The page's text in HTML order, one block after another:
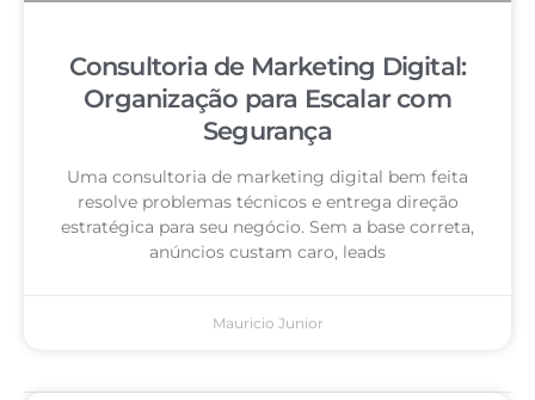
Consultoria de Marketing Digital:
Organização para Escalar com
Segurança
Uma consultoria de marketing digital bem feita
resolve problemas técnicos e entrega direção
estratégica para seu negócio. Sem a base correta,
anúncios custam caro, leads
Mauricio Junior